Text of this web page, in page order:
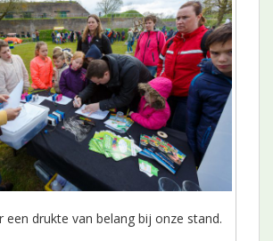
een drukte van belang bij onze stand.